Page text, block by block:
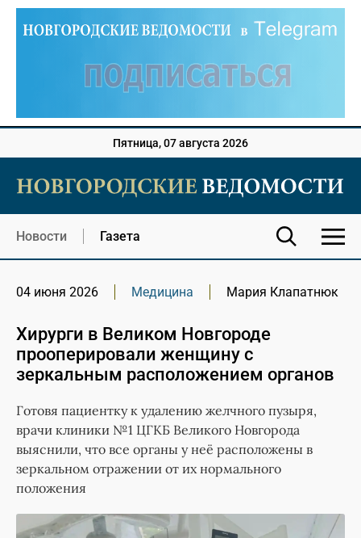
Пятница, 07 августа 2026
Новости Газета
04 июня 2026 Медицина Мария Клапатнюк
Хирурги в Великом Новгороде
прооперировали женщину с
зеркальным расположением органов
Готовя пациентку к удалению желчного пузыря,
врачи клиники №1 ЦГКБ Великого Новгорода
выяснили, что все органы у неё расположены в
зеркальном отражении от их нормального
положения